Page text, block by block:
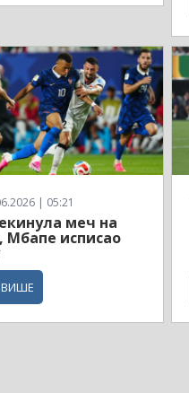
| 05:21
меч на
Мбапе исписао
ВИШЕ